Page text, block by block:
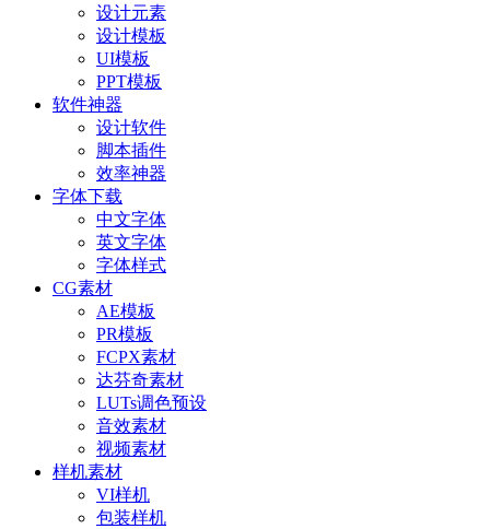
设计元素
设计模板
UI模板
PPT模板
软件神器
设计软件
脚本插件
效率神器
字体下载
中文字体
英文字体
字体样式
CG素材
AE模板
PR模板
FCPX素材
达芬奇素材
LUTs调色预设
音效素材
视频素材
样机素材
VI样机
包装样机